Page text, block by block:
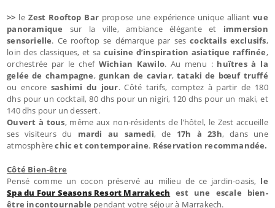
>> le Zest Rooftop Barpropose une expérience unique alliantvue
panoramique sur la ville, ambiance élégante et immersion
sensorielle. Ce rooftop se démarque par sescocktails exclusifs,
loin des classiques, et sa cuisine d’inspiration asiatique raffinée,
orchestrée par le chef Wichian Kawilo. Au menu : huîtres à la
gelée de champagne, gunkan de caviar,tataki de bœuf truffé
ou encore sashimi du jour. Côté tarifs, comptez à partir de 180
dhs pour un cocktail, 80 dhs pour un nigiri, 120 dhs pour un maki, et
140 dhs pour un dessert.
Ouvert à tous, même aux non-résidents de l’hôtel, le Zest accueille
ses visiteurs du mardi au samedi, de 17h à 23h, dans une
atmosphèrechic et contemporaine. Réservation recommandée.
Côté Bien-être
Pensé comme un cocon préservé au milieu de ce jardin-oasis, le
Spa du Four Seasons Resort Marrakech est une escale bien-
être incontournable pendant votre séjour à Marrakech.